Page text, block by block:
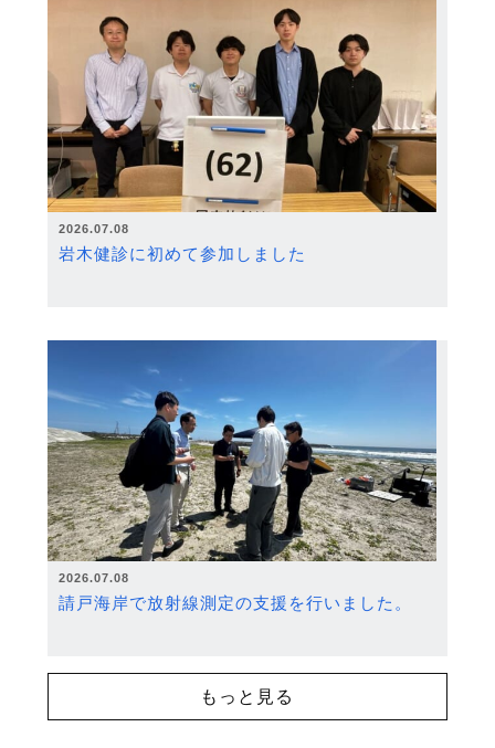
2026.07.08
岩木健診に初めて参加しました
2026.07.08
請戸海岸で放射線測定の支援を行いました。
もっと見る